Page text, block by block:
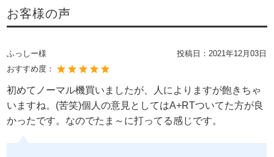
お客様の声
ふっしー様 投稿日：2021年12月03日
おすすめ度：
初めてノーマル機買いましたが、人によりますが飽きちゃ
いますね。(苦笑)個人の意見としてはA+RTついてた方が良
かったです。なのでたま～に打ってる感じです。